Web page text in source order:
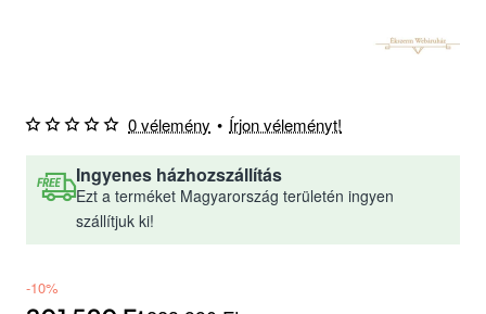
Ingyenes házhozszállítás
Ezt a terméket Magyarország területén ingyen
szállítjuk ki!
0 vélemény • Írjon véleményt!
-10%